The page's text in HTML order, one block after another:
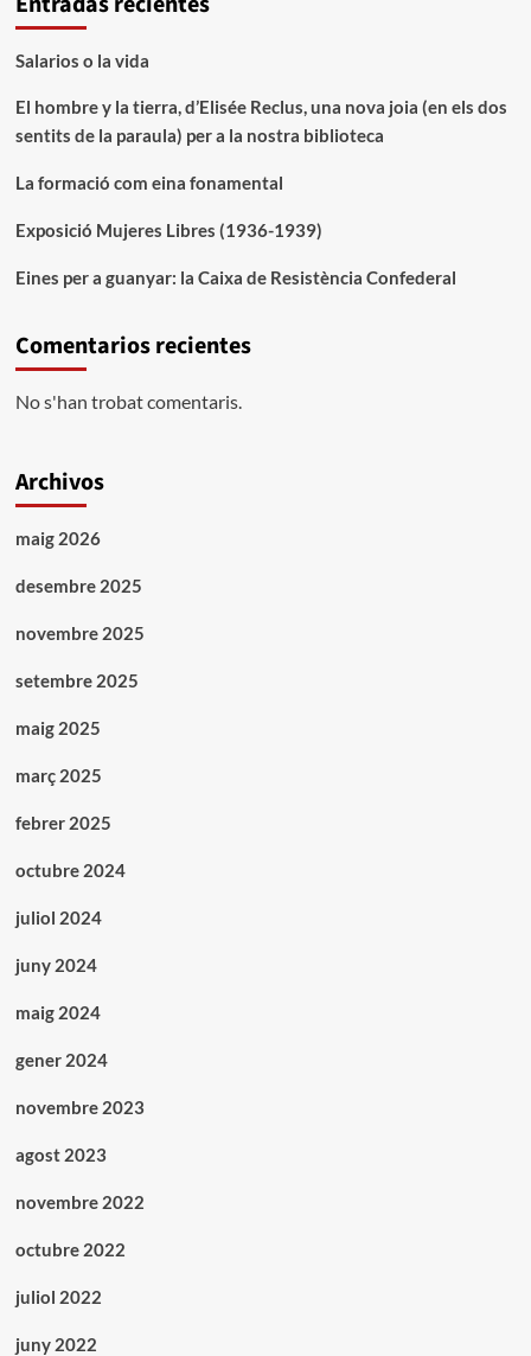
Salarios o la vida
El hombre y la tierra, d’Elisée Reclus, una nova joia (en els dos
sentits de la paraula) per a la nostra biblioteca
La formació com eina fonamental
Exposició Mujeres Libres (1936-1939)
Eines per a guanyar: la Caixa de Resistència Confederal
Comentarios recientes
No s'han trobat comentaris.
Archivos
maig 2026
desembre 2025
novembre 2025
setembre 2025
maig 2025
març 2025
febrer 2025
octubre 2024
juliol 2024
juny 2024
maig 2024
gener 2024
novembre 2023
agost 2023
novembre 2022
octubre 2022
juliol 2022
juny 2022